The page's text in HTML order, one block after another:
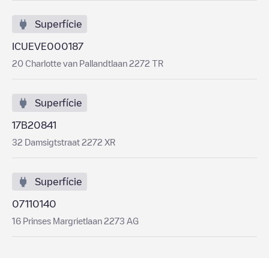
Superfície
ICUEVE000187
20 Charlotte van Pallandtlaan 2272 TR
Superfície
17B20841
32 Damsigtstraat 2272 XR
Superfície
07110140
16 Prinses Margrietlaan 2273 AG